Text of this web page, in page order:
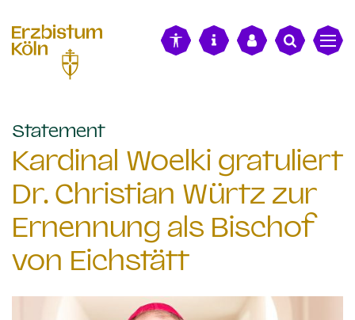
Statement:
Kardinal Woelki gratuliert
Dr. Christian Würtz zur
Ernennung als Bischof
von Eichstätt